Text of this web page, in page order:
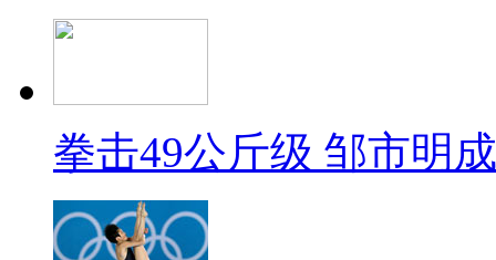
拳击49公斤级 邹市明